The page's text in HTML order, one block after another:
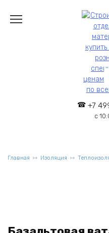
содержанию
+7
с
Главная Изоляция